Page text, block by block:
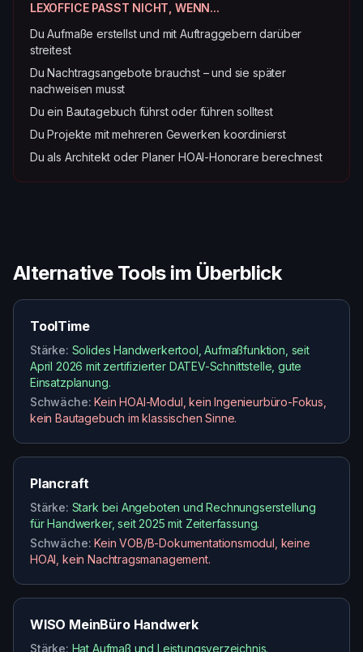
LEXOFFICE PASST NICHT, WENN...
Du Aufmaße erstellst und mit Auftraggebern darüber
streitest
Du Nachtragsangebote brauchst – und sie später
nachweisen musst
Du ein Bautagebuch führst oder führen solltest
Du Projekte mit mehreren Gewerken koordinierst
Du als Architekt oder Planer HOAI-Honorare berechnest
Alternative Tools im Überblick
ToolTime
Stärke: Solides Handwerkertool, Aufmaßfunktion, seit
April 2026 mit zertifizierter DATEV-Schnittstelle, gute
Einsatzplanung.
Schwäche:Kein HOAI-Modul, kein Ingenieurbüro-Fokus,
kein Bautagebuch im klassischen Sinne.
Plancraft
Stärke: Stark bei Angeboten und Rechnungserstellung
für Handwerker, seit 2025 mit Zeiterfassung.
Schwäche:Kein VOB/B-Dokumentationsmodul, keine
HOAI, kein Nachtragsmanagement.
WISO MeinBüro Handwerk
Stärke: Hat Aufmaß und Leistungsverzeichnis.